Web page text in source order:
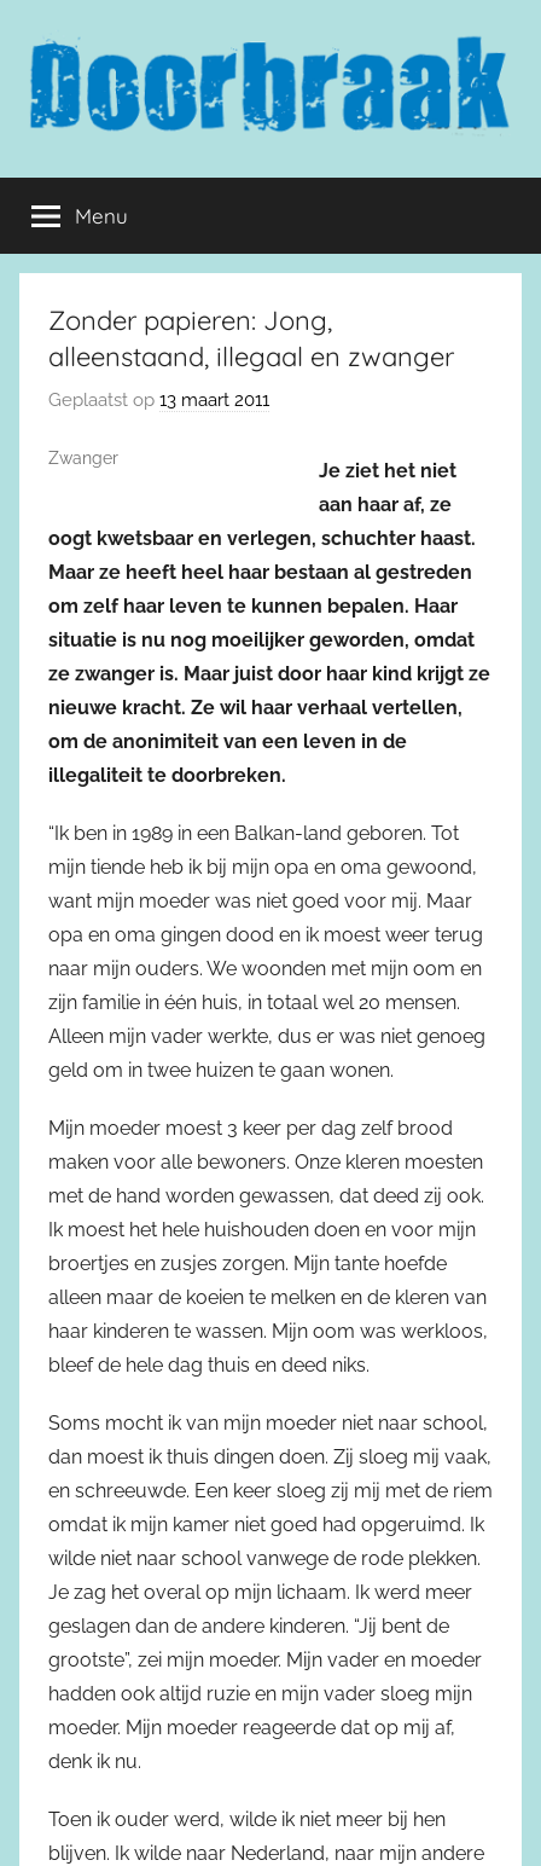
inhoud
springen
Doorbraak.eu
Menu
Zonder papieren: Jong,
alleenstaand, illegaal en zwanger
Geplaatst op 13 maart 2011
Zwanger
Je ziet het niet
aan haar af, ze
oogt kwetsbaar en verlegen, schuchter haast.
Maar ze heeft heel haar bestaan al gestreden
om zelf haar leven te kunnen bepalen. Haar
situatie is nu nog moeilijker geworden, omdat
ze zwanger is. Maar juist door haar kind krijgt ze
nieuwe kracht. Ze wil haar verhaal vertellen,
om de anonimiteit van een leven in de
illegaliteit te doorbreken.
“Ik ben in 1989 in een Balkan-land geboren. Tot
mijn tiende heb ik bij mijn opa en oma gewoond,
want mijn moeder was niet goed voor mij. Maar
opa en oma gingen dood en ik moest weer terug
naar mijn ouders. We woonden met mijn oom en
zijn familie in één huis, in totaal wel 20 mensen.
Alleen mijn vader werkte, dus er was niet genoeg
geld om in twee huizen te gaan wonen.
Mijn moeder moest 3 keer per dag zelf brood
maken voor alle bewoners. Onze kleren moesten
met de hand worden gewassen, dat deed zij ook.
Ik moest het hele huishouden doen en voor mijn
broertjes en zusjes zorgen. Mijn tante hoefde
alleen maar de koeien te melken en de kleren van
haar kinderen te wassen. Mijn oom was werkloos,
bleef de hele dag thuis en deed niks.
Soms mocht ik van mijn moeder niet naar school,
dan moest ik thuis dingen doen. Zij sloeg mij vaak,
en schreeuwde. Een keer sloeg zij mij met de riem
omdat ik mijn kamer niet goed had opgeruimd. Ik
wilde niet naar school vanwege de rode plekken.
Je zag het overal op mijn lichaam. Ik werd meer
geslagen dan de andere kinderen. “Jij bent de
grootste”, zei mijn moeder. Mijn vader en moeder
hadden ook altijd ruzie en mijn vader sloeg mijn
moeder. Mijn moeder reageerde dat op mij af,
denk ik nu.
Toen ik ouder werd, wilde ik niet meer bij hen
blijven. Ik wilde naar Nederland, naar mijn andere